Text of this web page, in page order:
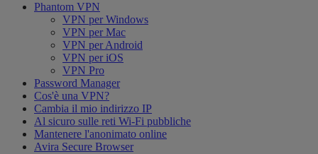
Phantom VPN
VPN per Windows
VPN per Mac
VPN per Android
VPN per iOS
VPN Pro
Password Manager
Cos'è una VPN?
Cambia il mio indirizzo IP
Al sicuro sulle reti Wi-Fi pubbliche
Mantenere l'anonimato online
Avira Secure Browser